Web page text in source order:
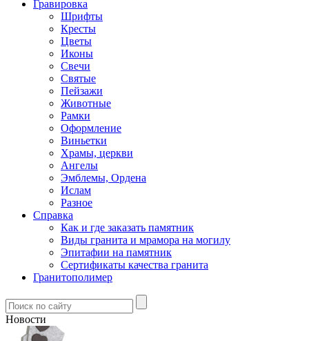
Гравировка
Шрифты
Кресты
Цветы
Иконы
Свечи
Святые
Пейзажи
Животные
Рамки
Оформление
Виньетки
Храмы, церкви
Ангелы
Эмблемы, Ордена
Ислам
Разное
Справка
Как и где заказать памятник
Виды гранита и мрамора на могилу
Эпитафии на памятник
Сертификаты качества гранита
Гранитополимер
Новости